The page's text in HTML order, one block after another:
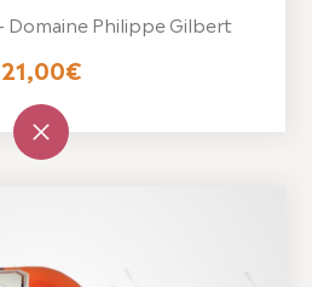
Domaine Philippe Gilbert
21,00€